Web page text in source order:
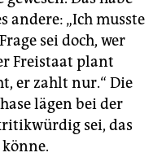
andere: „Ich musste
sei doch, wer
Freistaat plant
er zahlt nur.“ Die
lägen bei der
sei, das